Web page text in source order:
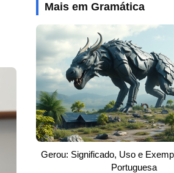
Mais em Gramática
Gerou: Significado, Uso e
Portuguesa